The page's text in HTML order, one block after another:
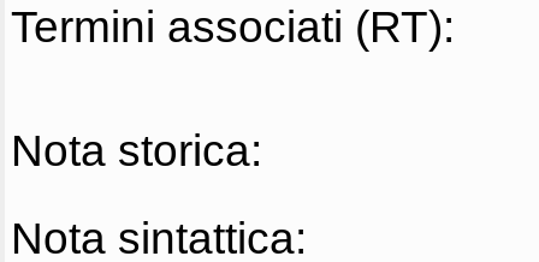
Termini associati (RT):
Nota storica:
Nota sintattica: